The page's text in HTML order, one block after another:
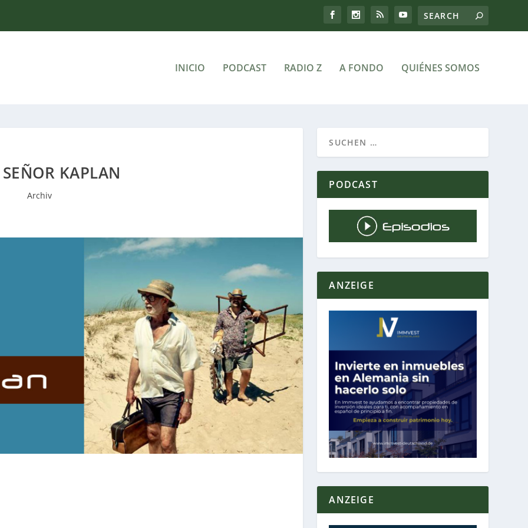
INICIO PODCAST RADIO Z A FONDO QUIÉNES SOMOS
KAPLAN
Archiv
PODCAST
ANZEIGE
ANZEIGE